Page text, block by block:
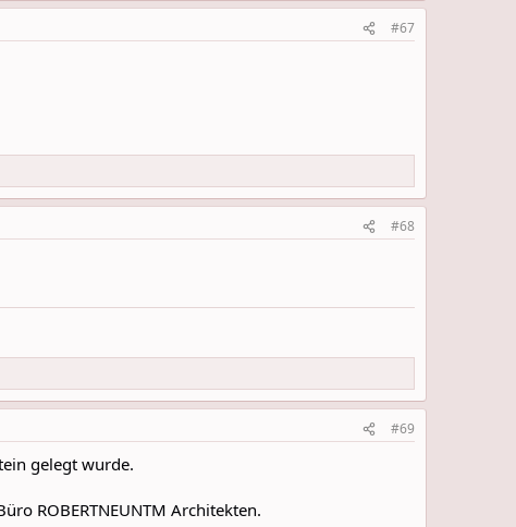
#67
#68
#69
gelegt wurde.
ROBERTNEUNTM Architekten.